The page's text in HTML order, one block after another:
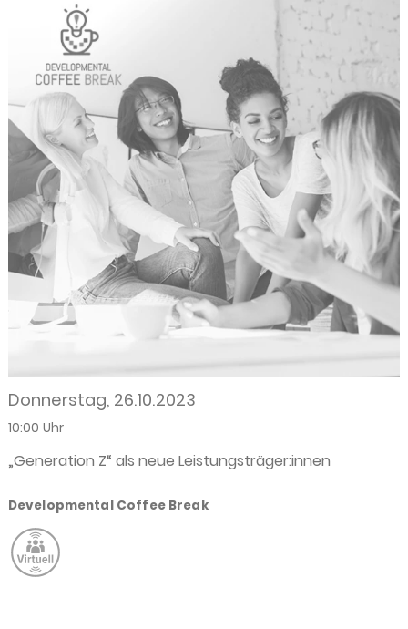
Donnerstag, 26.10.2023
10:00 Uhr
„Generation Z“ als neue Leistungsträger:innen
Developmental Coffee Break